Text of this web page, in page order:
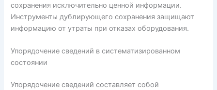
сохранения исключительно ценной информации.
Инструменты дублирующего сохранения защищают
информацию от утраты при отказах оборудования.
Упорядочение сведений в систематизированном
состоянии
Упорядочение сведений составляет собой